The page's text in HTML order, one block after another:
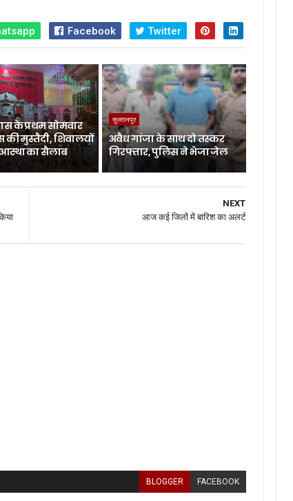
Facebook Twitter
के प्रथम सोमवार
की मुस्तैदी, शिवालयों
का सैलाब
सुल्तानपुर
अवैध गांजा के साथ दो तस्कर
गिरफ्तार, पुलिस ने भेजा जेल
NEXT
आज कई जिलों में बारिश का अलर्ट
BLOGGER FACEBOOK